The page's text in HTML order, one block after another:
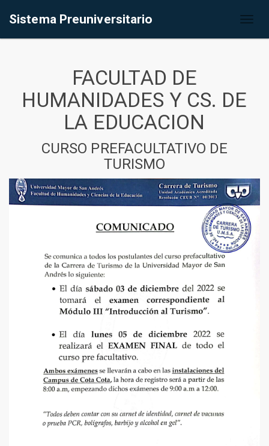
Sistema Preuniversitario
FACULTAD DE
HUMANIDADES Y CS. DE
LA EDUCACION
CURSO PREFACULTATIVO DE
TURISMO